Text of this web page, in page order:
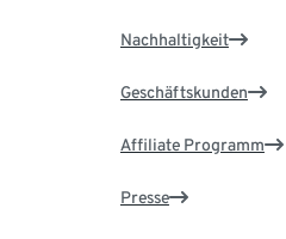
Nachhaltigkeit
Geschäftskunden
Affiliate Programm
Presse